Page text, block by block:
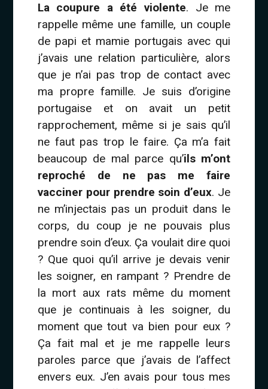
La coupure a été violente. Je me
rappelle même une famille, un couple
de papi et mamie portugais avec qui
j’avais une relation particulière, alors
que je n’ai pas trop de contact avec
ma propre famille. Je suis d’origine
portugaise et on avait un petit
rapprochement, même si je sais qu’il
ne faut pas trop le faire. Ça m’a fait
beaucoup de mal parce qu’ils m’ont
reproché de ne pas me faire
vacciner pour prendre soin d’eux. Je
ne m’injectais pas un produit dans le
corps, du coup je ne pouvais plus
prendre soin d’eux. Ça voulait dire quoi
? Que quoi qu’il arrive je devais venir
les soigner, en rampant ? Prendre de
la mort aux rats même du moment
que je continuais à les soigner, du
moment que tout va bien pour eux ?
Ça fait mal et je me rappelle leurs
paroles parce que j’avais de l’affect
envers eux. J’en avais pour tous mes